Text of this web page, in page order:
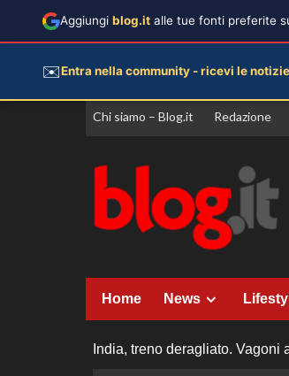
Vai
Chi siamo – Blog.it Redazione
Home News
India, treno deragliato. Vagoni
Aggiungi blog.it alle tue fonti preferite
✉️Entra nella community - ricevi le